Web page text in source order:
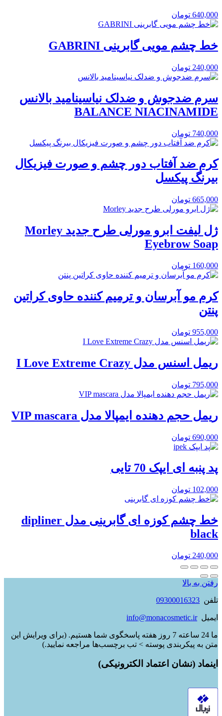
640,000 تومان
خط چشم مویی گابرینی GABRINI
240,000 تومان
سرم ضدجوش و ضدلک نیاسینامید بالانس
BALANCE NIACINAMIDE
740,000 تومان
کرم ضد آفتاب دور چشم و صورت فیزیکال
بیرنگ پیکسل
665,000 تومان
ژل لیفت ابرو مورلی طرح جدید Morley
Eyebrow Soap
160,000 تومان
کرم مو آبرسان و ترمیم کننده حاوی کراتین
پنتن
955,000 تومان
ریمل اسنس مدل I Love Extreme Crazy
795,000 تومان
ریمل حجم دهنده ایمپالا مدل VIP mascara
690,000 تومان
پد پنبه ای ایپک 70 تایی
102,000 تومان
خط چشم کوزه ای گابرینی مدل dipliner
black
240,000 تومان
رفتن به بالا
تلفن 09300016323
ایمیلinfo@monacosmetic.ir
ما 24 ساعته 7 روز هفته پاسخگوی شما هستیم. (برای ویرایش این
متن به پیکربندی پوسته > تب برچسب‌ها مراجعه نمایید.)
اینماد (نشان اعتماد الکترونیکی)